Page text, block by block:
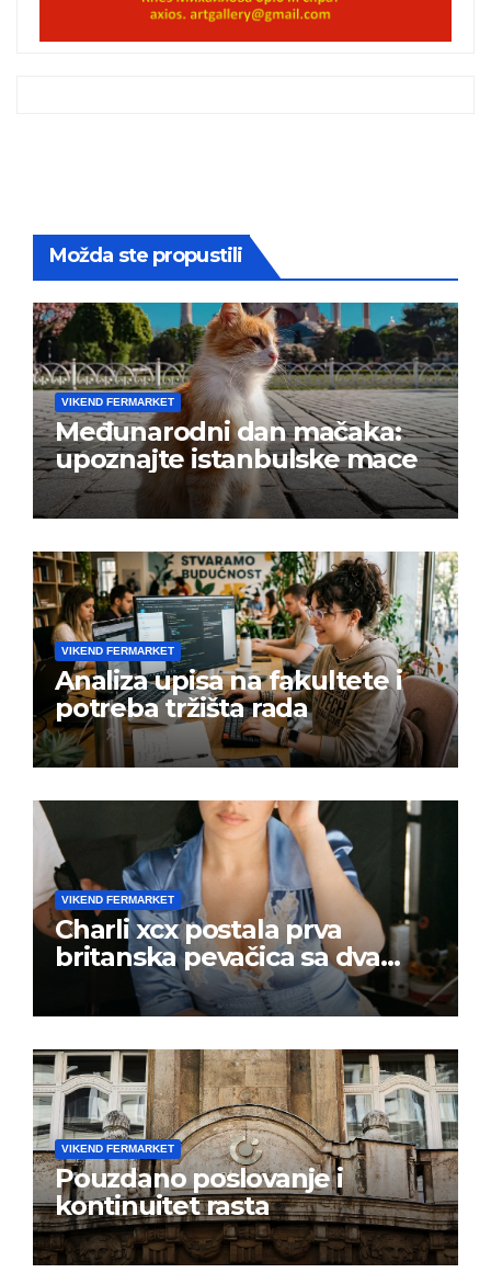
Možda ste propustili
VIKEND FERMARKET
Međunarodni dan mačaka:
upoznajte istanbulske mace
VIKEND FERMARKET
Analiza upisa na fakultete i
potreba tržišta rada
VIKEND FERMARKET
Charli xcx postala prva
britanska pevačica sa dva
albuma na prvom mestu u
istoj kalendarskoj godini
VIKEND FERMARKET
Pouzdano poslovanje i
kontinuitet rasta